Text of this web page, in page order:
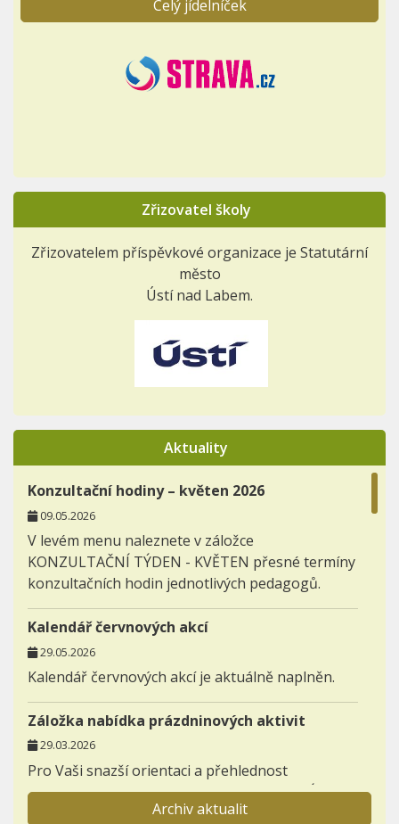
Celý jídelníček
Zřizovatel školy
Zřizovatelem příspěvkové organizace je Statutární
město
Ústí nad Labem.
Aktuality
Konzultační hodiny – květen 2026
09.05.2026
V levém menu naleznete v záložce
KONZULTAČNÍ TÝDEN - KVĚTEN přesné termíny
konzultačních hodin jednotlivých pedagogů.
Kalendář červnových akcí
29.05.2026
Kalendář červnových akcí je aktuálně naplněn.
Záložka nabídka prázdninových aktivit
29.03.2026
Pro Vaši snazší orientaci a přehlednost
zakládáme novou záložku AKTIVITY - NABÍDKA
PRÁZDNINOVÝCH AKTIVIT.
Archiv aktualit